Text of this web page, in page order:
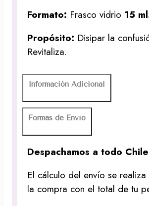
Formato: Frasco vidrio 15
Propósito: Disipar la
Revitaliza.
Información Adicional
Formas de Envío
Despachamos a todo Chile
El cálculo del envío se
la compra con el total de tu